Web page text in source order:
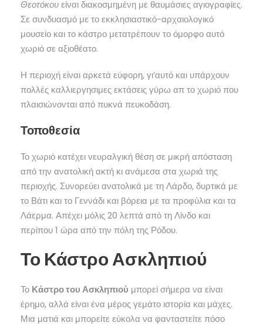
Θεοτόκουείναι διακοσμημένη με θαυμάσιες αγιογραφίες.
Σε συνδυασμό με το εκκλησιαστικό-αρχαιολογικό
μουσείο και το κάστρο μετατρέπουν το όμορφο αυτό
χωριό σε αξιοθέατο.
Η περιοχή είναι αρκετά εύφορη, γι’αυτό και υπάρχουν
πολλές καλλιεργησιμες εκτάσεις γύρω απ το χωριό που
πλαισιώνονται από πυκνά πευκοδάση.
Τοποθεσία
Το χωριό κατέχει νευραλγική θέση σε μικρή απόσταση
από την ανατολική ακτή κι ανάμεσα στα χωριά της
περιοχής. Συνορεύει ανατολικά με τη Λάρδο, δυρτικά με
το Βάτι και το Γεννάδι και βόρεια με τα προφύλια και τα
Λάερμα. Απέχει μόλις 20 λεπτά από τη Λίνδο και
περίπου 1 ώρα από την πόλη της Ρόδου.
Το Κάστρο Ασκληπιού
Το Κάστρο του Ασκληπιού μπορεί σήμερα να είναι
έρημο, αλλά είναι ένα μέρος γεμάτο ιστορία και μάχες.
Μια ματιά και μπορείτε εύκολα να φανταστείτε πόσο